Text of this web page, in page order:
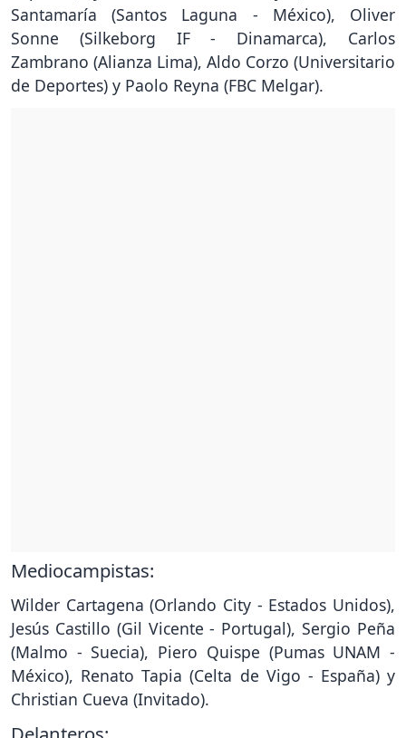
Santamaría (Santos Laguna - México), Oliver
Sonne (Silkeborg IF - Dinamarca), Carlos
Zambrano (Alianza Lima), Aldo Corzo (Universitario
de Deportes) y Paolo Reyna (FBC Melgar).
Mediocampistas:
Wilder Cartagena (Orlando City - Estados Unidos),
Jesús Castillo (Gil Vicente - Portugal), Sergio Peña
(Malmo - Suecia), Piero Quispe (Pumas UNAM -
México), Renato Tapia (Celta de Vigo - España) y
Christian Cueva (Invitado).